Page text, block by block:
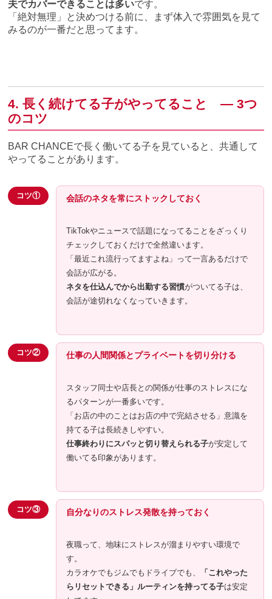
夫でカバーできることは多いです。
「絶対無理」と決めつける前に、まず体入で雰囲気を見て
みるのが一番だと思ってます。
4. 長く続けてる子がやってること ― 3つ
のコツ
BAR CHANCEで長く働いてる子を見ていると、共通して
やってることがあります。
コツ① 会話のネタを常にストックしておく
TikTokやニュースで話題になってることをざっくり
チェックしておくだけで全然違います。
「最近これ流行ってますよね」って一言あるだけで
会話が広がる。
ネタを仕込んでから出勤する習慣がついてる子は、
会話が途切れなくなっていきます。
コツ② 仕事の人間関係とプライベートを切り分ける
スタッフ同士や店長との関係が仕事のストレスにな
るパターンが一番多いです。
「お店の中のことはお店の中で完結させる」意識を
持てる子は長続きしやすい。
仕事終わりにスパッと切り替えられる子が安定して
働いてる印象があります。
コツ③ 自分なりのストレス発散を持っておく
夜職って、地味にストレスが溜まりやすい環境で
す。
カラオケでもジムでもドライブでも、
「これやった
らリセットできる」ルーティンを持ってる子は安定